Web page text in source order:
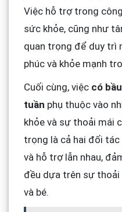
Việc hỗ trợ trong
sức khỏe, cũng như
quan trọng để duy trì
phúc và khỏe mạnh
Cuối cùng, việc có
tuần phụ thuộc vào
khỏe và sự thoải mái
trọng là cả hai đối
và hỗ trợ lẫn nhau,
đều dựa trên sự thoải
và bé.